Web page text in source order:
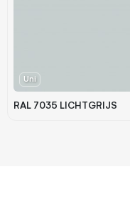
Uni
RAL 7035 LICHTGRIJS